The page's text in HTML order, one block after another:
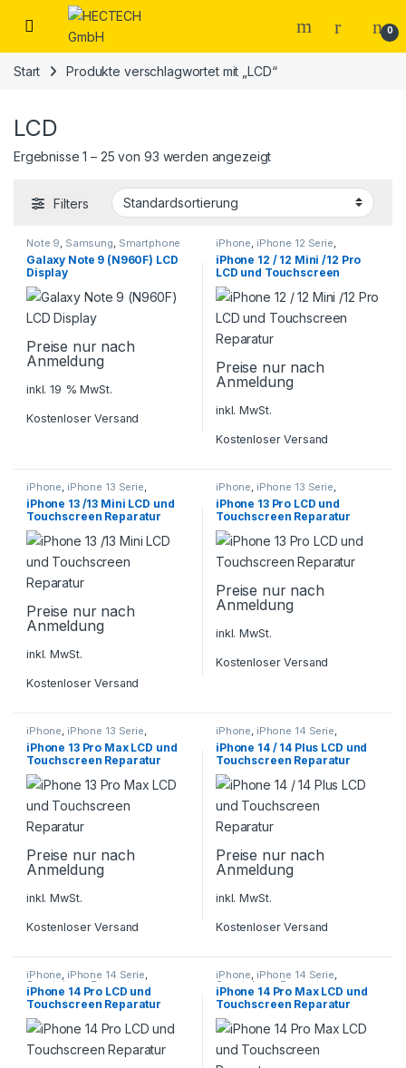
Open 0
Start Produkte verschlagwortet mit „LCD“
LCD
Ergebnisse 1 – 25 von 93 werden angezeigt
Filters
Note 9, Samsung, Smartphone
Reparatur
Galaxy Note 9 (N960F) LCD
Display
Preise nur nach
Anmeldung
inkl. 19 % MwSt.
Kostenloser Versand
iPhone, iPhone 12 Serie,
Smartphone Reparatur
iPhone 12 / 12 Mini /12 Pro
LCD und Touchscreen
Reparatur
Preise nur nach
Anmeldung
inkl. MwSt.
Kostenloser Versand
iPhone, iPhone 13 Serie,
Smartphone Reparatur
iPhone 13 /13 Mini LCD und
Touchscreen Reparatur
Preise nur nach
Anmeldung
inkl. MwSt.
Kostenloser Versand
iPhone, iPhone 13 Serie,
Smartphone Reparatur
iPhone 13 Pro LCD und
Touchscreen Reparatur
Preise nur nach
Anmeldung
inkl. MwSt.
Kostenloser Versand
iPhone, iPhone 13 Serie,
Smartphone Reparatur
iPhone 13 Pro Max LCD und
Touchscreen Reparatur
Preise nur nach
Anmeldung
inkl. MwSt.
Kostenloser Versand
iPhone, iPhone 14 Serie,
Smartphone Reparatur
iPhone 14 / 14 Plus LCD und
Touchscreen Reparatur
Preise nur nach
Anmeldung
inkl. MwSt.
Kostenloser Versand
iPhone, iPhone 14 Serie,
Smartphone Reparatur
iPhone 14 Pro LCD und
Touchscreen Reparatur
iPhone, iPhone 14 Serie,
Smartphone Reparatur
iPhone 14 Pro Max LCD und
Touchscreen Reparatur